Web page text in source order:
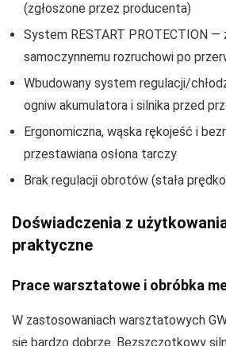
(zgłoszone przez producenta)
System RESTART PROTECTION —
samoczynnemu rozruchowi po
Wbudowany system regulacji/
ogniw akumulatora i silnika przed
Ergonomiczna, wąska rękojeść i
przestawiana osłona tarczy
Brak regulacji obrotów (stała
Doświadczenia z
praktyczne
Prace warsztatowe i obróbka
W zastosowaniach warsztatowych
się bardzo dobrze. Bezszczotkowy